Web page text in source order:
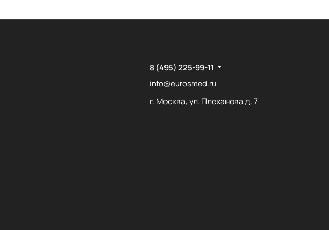
8 (495) 225-99-11
info@eurosmed.ru
г. Москва, ул. Плеханова д. 7